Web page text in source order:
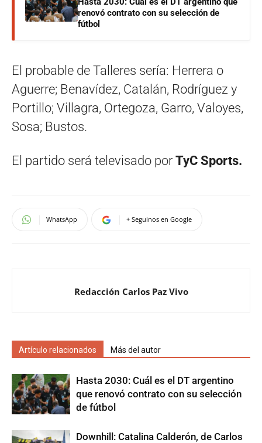
renovó contrato con su selección de
fútbol
El probable de Talleres sería: Herrera o
Aguerre; Benavídez, Catalán, Rodríguez y
Portillo; Villagra, Ortegoza, Garro, Valoyes,
Sosa; Bustos.
El partido será televisado por TyC Sports.
WhatsApp + Seguinos en Google
Redacción Carlos Paz Vivo
Artículo relacionados Más del autor
Hasta 2030: Cuál es el DT argentino
que renovó contrato con su selección
de fútbol
Downhill: Catalina Calderón, de Carlos